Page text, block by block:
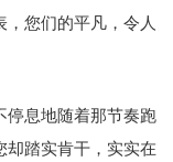
您们的平凡，令人
停息地随着那节奏跑
却踏实肯干，实实在